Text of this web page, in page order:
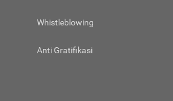
Whistleblowing
Anti Gratifikasi